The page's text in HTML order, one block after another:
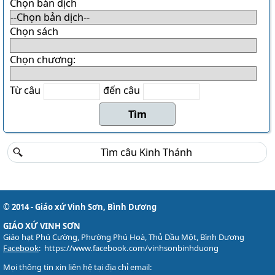
Danh sách khu Bảo Lộc
THÁNH CA
Download LỜI BÀI HÁT
Danh sách bài hát MP3
Danh sách Album
Tải về (file pdf và encore)
Lịch sử Giáo xứ
Đôi nét về Giáo xứ ...
Chọn bản dịch
Chọn sách
Chọn chương:
Từ câu đến câu
© 2014 - Giáo xứ Vinh Sơn, Bình Dương
GIÁO XỨ VINH SƠN
Giáo hạt Phú Cường, Phường Phú Hoà, Thủ Dầu Một, Bình Dương
Facebook: https://www.facebook.com/vinhsonbinhduong
Mọi thông tin xin liên hệ tại địa chỉ email: